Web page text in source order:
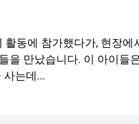
활동에 참가했다가, 현장에
을 만났습니다. 이 아이들
사는데...